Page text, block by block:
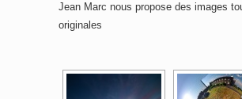
Jean Marc nous propose des images
originales